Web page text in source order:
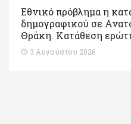
Εθνικό πρόβλημα η
δημογραφικού σε
Θράκη. Κατάθεση
3 Αυγούστου 2026